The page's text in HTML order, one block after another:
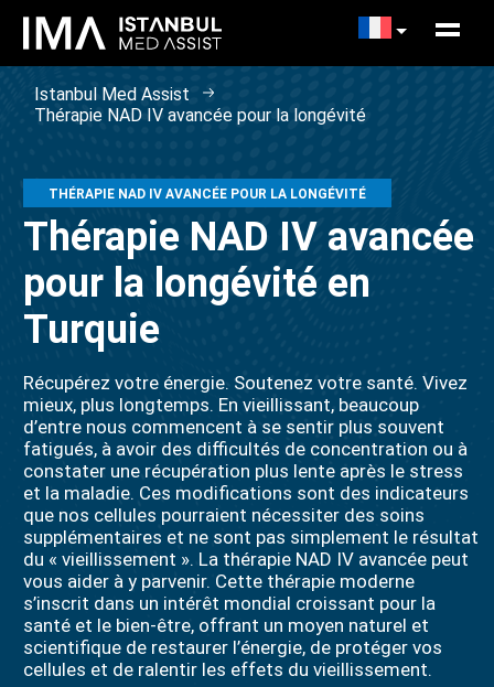
Istanbul Med Assist
Thérapie NAD IV avancée pour la longévité
THÉRAPIE NAD IV AVANCÉE POUR LA LONGÉVITÉ
Thérapie NAD IV avancée
pour la longévité en
Turquie
Récupérez votre énergie. Soutenez votre santé. Vivez
mieux, plus longtemps. En vieillissant, beaucoup
d’entre nous commencent à se sentir plus souvent
fatigués, à avoir des difficultés de concentration ou à
constater une récupération plus lente après le stress
et la maladie. Ces modifications sont des indicateurs
que nos cellules pourraient nécessiter des soins
supplémentaires et ne sont pas simplement le résultat
du « vieillissement ». La thérapie NAD IV avancée peut
vous aider à y parvenir. Cette thérapie moderne
s’inscrit dans un intérêt mondial croissant pour la
santé et le bien-être, offrant un moyen naturel et
scientifique de restaurer l’énergie, de protéger vos
cellules et de ralentir les effets du vieillissement.